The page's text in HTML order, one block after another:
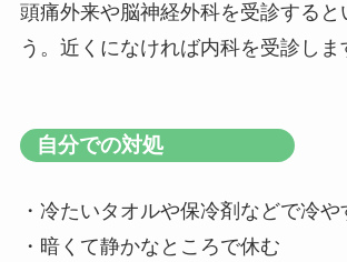
頭痛外来や脳神経外科を受診すると
う。近くになければ内科を受診しま
自分での対処
・冷たいタオルや保冷剤などで冷や
・暗くて静かなところで休む